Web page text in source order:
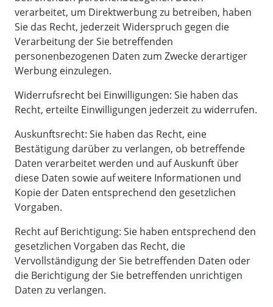
verarbeitet, um Direktwerbung zu betreiben, haben
Sie das Recht, jederzeit Widerspruch gegen die
Verarbeitung der Sie betreffenden
personenbezogenen Daten zum Zwecke derartiger
Werbung einzulegen.
Widerrufsrecht bei Einwilligungen: Sie haben das
Recht, erteilte Einwilligungen jederzeit zu widerrufen.
Auskunftsrecht: Sie haben das Recht, eine
Bestätigung darüber zu verlangen, ob betreffende
Daten verarbeitet werden und auf Auskunft über
diese Daten sowie auf weitere Informationen und
Kopie der Daten entsprechend den gesetzlichen
Vorgaben.
Recht auf Berichtigung: Sie haben entsprechend den
gesetzlichen Vorgaben das Recht, die
Vervollständigung der Sie betreffenden Daten oder
die Berichtigung der Sie betreffenden unrichtigen
Daten zu verlangen.